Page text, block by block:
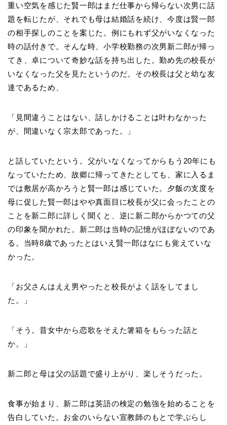
重い空気を感じた賢一郎はまだ仕事から帰らない次男に話
題を転じたが、それでも母は結婚話を続け、今度は賢一郎
の相手探しのことを案じた。例にもれず父がいなくなった
時の話付きで。そんな時、小学校勤務の次男新二郎が帰っ
てき、卓について奇妙な話を持ち出した。勤め先の校長が
いなくなった父を見たというのだ。その校長は父と幼な友
達であるため、
「見間違うことはない、話しかけることは叶わなかった
が、間違いなく宗太郎であった。」
と話していたという。父がいなくなってからもう20年にも
なっていたため、故郷に帰ってきたとしても、家に入るま
では敷居が高かろうと賢一郎は感じていた。夕飯の支度を
母に促した賢一郎はやや真面目に校長が父に会ったことの
ことを新二郎に詳しく聞くと、逆に新二郎からかつての父
の印象を聞かれた。新二郎は当時の記憶がほぼないのであ
る。当時8歳であったとはいえ賢一郎はなにも覚えていな
かった。
「お父さんはええ男やったと校長がよく話をしてまし
た。」
「そう。昔女中から恋歌をそえた箸箱をもらった話と
か。」
新二郎と母は父の話題で盛り上がり、楽しそうだった。
食事が始まり、新二郎は英語の検定の勉強を始めることを
告白していた。お金のいらない宣教師のもとで学ぶらし